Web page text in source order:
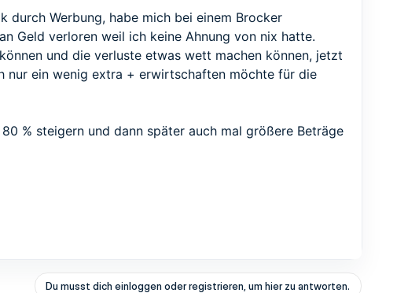
durch Werbung, habe mich bei einem Brocker
Geld verloren weil ich keine Ahnung von nix hatte.
und die verluste etwas wett machen können, jetzt
nur ein wenig extra + erwirtschaften möchte für die
% steigern und dann später auch mal größere Beträge
Du musst dich einloggen oder registrieren, um hier zu antworten.